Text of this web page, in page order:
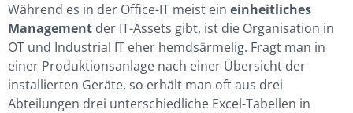
Während es in der Office-IT meist ein einheitliches
Management der IT-Assets gibt, ist die Organisation in
OT und Industrial IT eher hemdsärmelig. Fragt man in
einer Produktionsanlage nach einer Übersicht der
installierten Geräte, so erhält man oft aus drei
Abteilungen drei unterschiedliche Excel-Tabellen in